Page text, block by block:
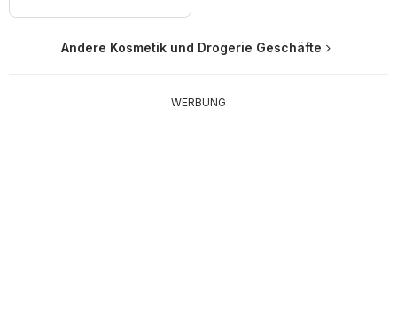
Andere Kosmetik und Drogerie Geschäfte
WERBUNG